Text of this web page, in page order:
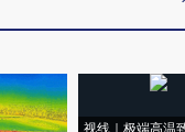
视线｜极端高温